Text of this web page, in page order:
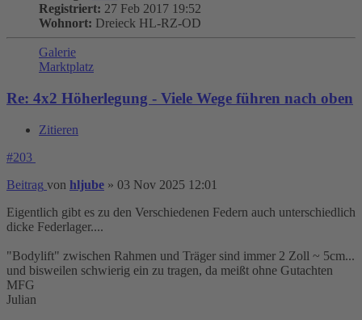
Registriert: 27 Feb 2017 19:52
Wohnort: Dreieck HL-RZ-OD
Galerie
Marktplatz
Re: 4x2 Höherlegung - Viele Wege führen nach oben
Zitieren
#203
Beitrag von hljube » 03 Nov 2025 12:01
Eigentlich gibt es zu den Verschiedenen Federn auch unterschiedlich
dicke Federlager....
"Bodylift" zwischen Rahmen und Träger sind immer 2 Zoll ~ 5cm...
und bisweilen schwierig ein zu tragen, da meißt ohne Gutachten
MFG
Julian